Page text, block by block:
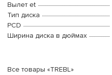
Вылет et
Тип диска
PCD
Ширина диска в дюймах
Все товары «TREBL»